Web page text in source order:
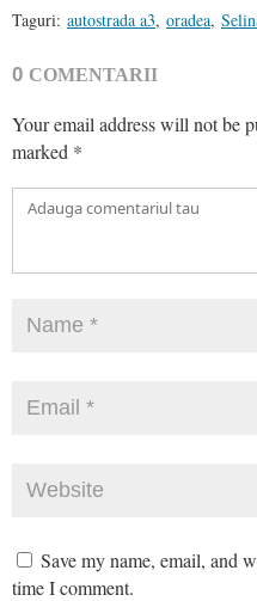
Taguri: autostrada a3, oradea,
0 COMENTARII
Your email address will not be
marked *
Save my name, email, and
time I comment.